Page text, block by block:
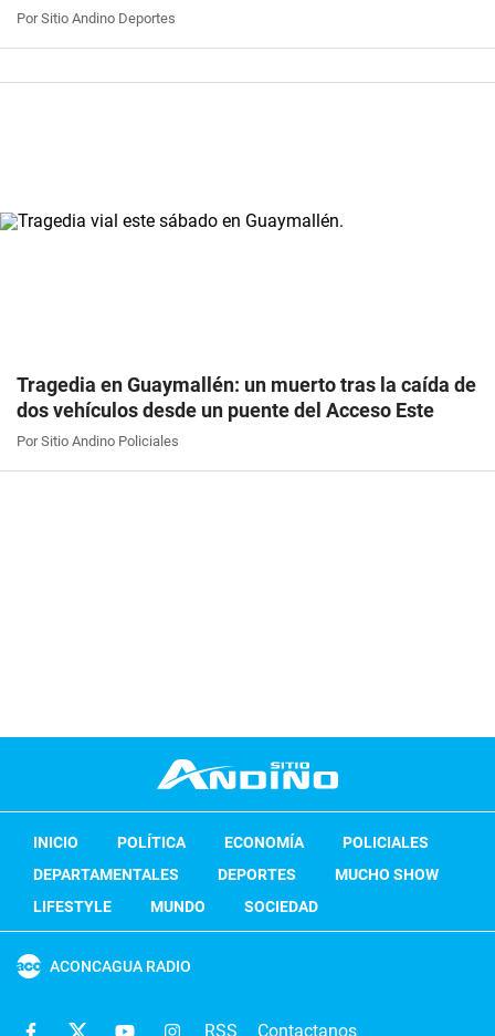
Por Sitio Andino Deportes
Tragedia en Guaymallén: un muerto tras la caída de
dos vehículos desde un puente del Acceso Este
Por Sitio Andino Policiales
INICIO POLÍTICA ECONOMÍA
POLICIALES
DEPARTAMENTALES
DEPORTES
MUCHO SHOW
LIFESTYLE
MUNDO SOCIEDAD
ACONCAGUA RADIO
RSS Contactanos